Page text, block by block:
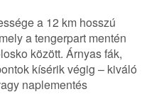
a 12 km hosszú
a tengerpart mentén
között. Árnyas fák,
kísérik végig – kiváló
naplementés